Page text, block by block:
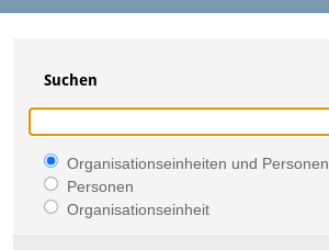
Suchen
Organisationseinheiten und Personen
Personen
Organisationseinheit